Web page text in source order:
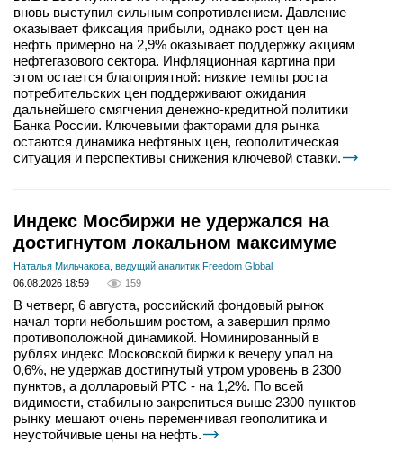
вновь выступил сильным сопротивлением. Давление
оказывает фиксация прибыли, однако рост цен на
нефть примерно на 2,9% оказывает поддержку акциям
нефтегазового сектора. Инфляционная картина при
этом остается благоприятной: низкие темпы роста
потребительских цен поддерживают ожидания
дальнейшего смягчения денежно-кредитной политики
Банка России. Ключевыми факторами для рынка
остаются динамика нефтяных цен, геополитическая
ситуация и перспективы снижения ключевой ставки.
Индекс Мосбиржи не удержался на
достигнутом локальном максимуме
Наталья Мильчакова, ведущий аналитик Freedom Global
06.08.2026 18:59
159
В четверг, 6 августа, российский фондовый рынок
начал торги небольшим ростом, а завершил прямо
противоположной динамикой. Номинированный в
рублях индекс Московской биржи к вечеру упал на
0,6%, не удержав достигнутый утром уровень в 2300
пунктов, а долларовый РТС - на 1,2%. По всей
видимости, стабильно закрепиться выше 2300 пунктов
рынку мешают очень переменчивая геополитика и
неустойчивые цены на нефть.